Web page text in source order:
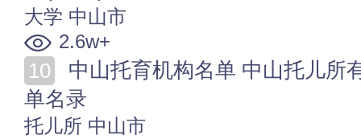
大学 中山市
2.6w+
单名录
托儿所 中山市